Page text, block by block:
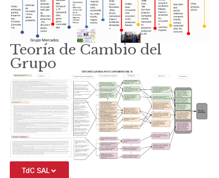
Teoría de Cambio del
Grupo
TdC SAL